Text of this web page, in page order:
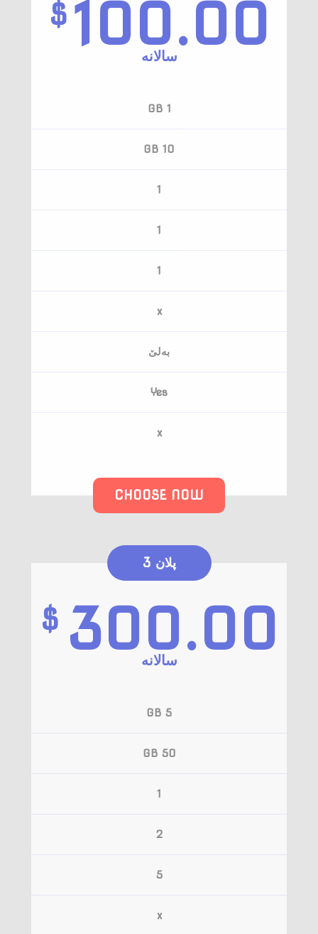
$ 100.00
سالانه‌
1 GB
10 GB
1
1
1
x
به‌لێ
Yes
x
CHOOSE NOW
پلان 3
$ 300.00
سالانه‌
5 GB
50 GB
1
2
5
x